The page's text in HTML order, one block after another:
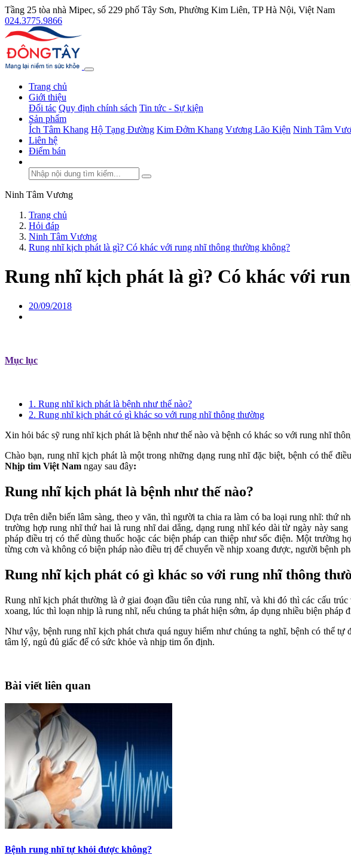
Tầng 25 tòa nhà Mipec, số 229 phố Tây Sơn, Phường Kim Liên, TP Hà Nội, Việt Nam
024.3775.9866
Trang chủ
Giới thiệu
Đối tác Quy định chính sách Tin tức - Sự kiện
Sản phẩm
Ích Tâm Khang Hộ Tạng Đường Kim Đởm Khang Vương Lão Kiện Ninh Tâm
Liên hệ
Điểm bán
Ninh Tâm Vương
Trang chủ
Hỏi đáp
Ninh Tâm Vương
Rung nhĩ kịch phát là gì? Có khác với rung nhĩ thông thường không?
Rung nhĩ kịch phát là gì? Có khác với
20/09/2018
Mục lục
1. Rung nhĩ kịch phát là bệnh như thế nào?
2. Rung nhĩ kịch phát có gì khác so với rung nhĩ thông thường
Xin hỏi bác sỹ rung nhĩ kịch phát là bệnh như thế nào và bệnh có khác so với rung nhĩ
Chào bạn, rung nhĩ kịch phát là một trong những dạng rung nhĩ đặc biệt, bệnh có thể
Nhịp tim Việt Nam ngay sau đây:
Rung nhĩ kịch phát là bệnh như thế nào?
Dựa trên diễn biến lâm sàng, theo y văn, thì người ta chia ra làm có ba loại rung nhĩ: thứ
trường hợp rung nhĩ thứ hai là rung nhĩ dai dẳng, dạng rung nhĩ kéo dài từ ngày này
pháp điều trị có thể dùng thuốc hoặc các biện pháp can thiệp như sốc điện. Một trường
từng cơn và không có biện pháp nào điều trị để chuyển về nhịp xoang được, người bệnh
Rung nhĩ kịch phát có gì khác so với rung nhĩ thông
Rung nhĩ kịch phát thường là ở giai đoạn đầu tiên của rung nhĩ, và khi đó thì các cấu
xoang, lúc thì loạn nhịp là rung nhĩ, nếu chúng ta phát hiện sớm, áp dụng nhiều biện pháp
Như vậy, bệnh rung nhĩ kịch phát chưa quá nguy hiểm như chúng ta nghĩ, bệnh có thể
tâm lý, ngủ đủ giấc để có sức khỏe và nhịp tim ổn định.
Bài viết liên quan
Bệnh rung nhĩ tự khỏi được không?